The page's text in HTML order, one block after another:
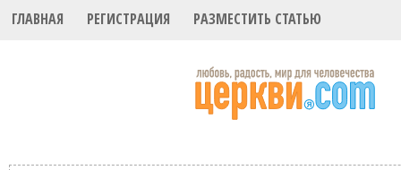
ГЛАВНАЯ РЕГИСТРАЦИЯ РАЗМЕСТИТЬ СТАТЬЮ